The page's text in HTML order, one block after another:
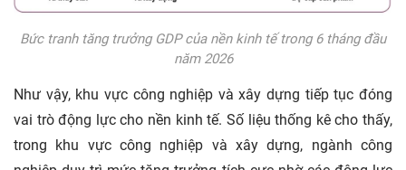
Bức tranh tăng trưởng GDP của nền kinh tế trong 6 tháng đầu
năm 2026
Như vậy, khu vực công nghiệp và xây dựng tiếp tục đóng
vai trò động lực cho nền kinh tế. Số liệu thống kê cho thấy,
trong khu vực công nghiệp và xây dựng, ngành công